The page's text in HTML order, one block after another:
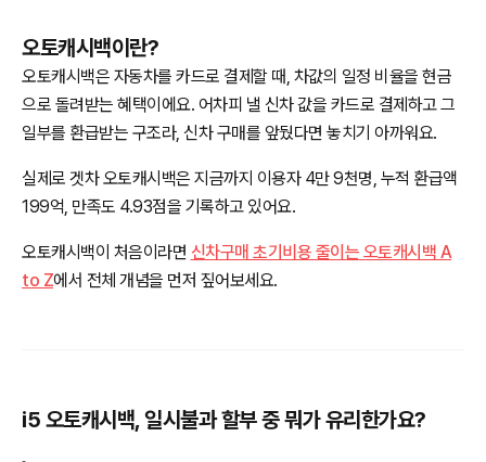
오토캐시백이란?
오토캐시백은 자동차를 카드로 결제할 때, 차값의 일정 비율을 현금
으로 돌려받는 혜택이에요. 어차피 낼 신차 값을 카드로 결제하고 그
일부를 환급받는 구조라, 신차 구매를 앞뒀다면 놓치기 아까워요.
실제로 겟차 오토캐시백은 지금까지 이용자 4만 9천명, 누적 환급액
199억, 만족도 4.93점을 기록하고 있어요.
오토캐시백이 처음이라면 신차구매 초기비용 줄이는 오토캐시백 A
to Z에서 전체 개념을 먼저 짚어보세요.
i5 오토캐시백, 일시불과 할부 중 뭐가 유리한가요?